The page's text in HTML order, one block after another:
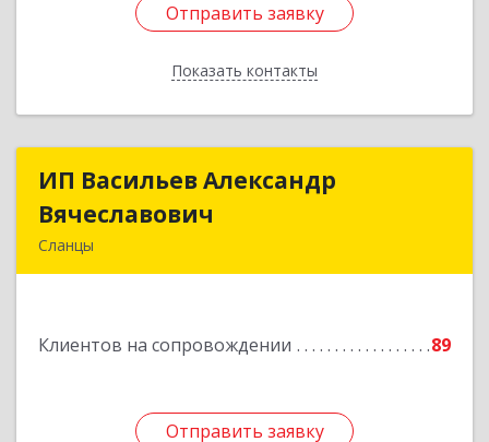
Отправить заявку
Показать контакты
Отправить заявку
Назад
ИП Васильев Александр
Вячеславович
Сланцы
Клиентов на сопровождении 89
Отправить заявку
ИП Васильев Александр
Подробнее
Отправить заявку